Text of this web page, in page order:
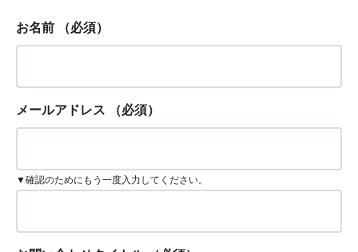
お名前 （必須）
メールアドレス （必須）
▼確認のためにもう一度入力してください。